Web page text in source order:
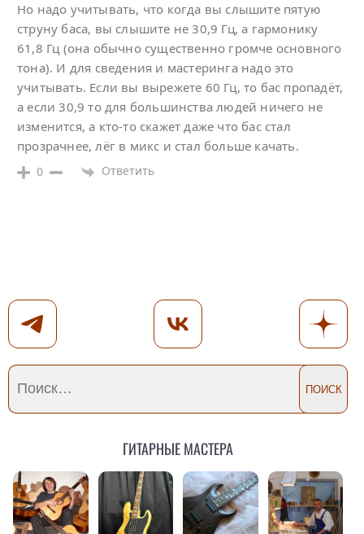
Но надо учитывать, что когда вы слышите пятую
струну баса, вы слышите не30,9 Гц, а гармонику
61,8 Гц (она обычно существенно громче основного
тона). И для сведения и мастеринга надо это
учитывать. Если вы вырежете 60 Гц, то бас пропадёт,
а если 30,9 то для большинства людей ничего не
изменится, а кто-то скажет даже что бас стал
прозрачнее, лёг в микс и стал больше качать.
0 Ответить
Гитарные мастера